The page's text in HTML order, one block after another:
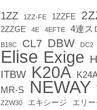
1ZZ 1ZZ-FE 1ZZFE
2ZZGE
4E 4EFTE 4連ス
B18C CL7 DBW DC2
Elise Exige
ITBW K20A
MR-S NEWAY
ZZW30 エキシージ エリ